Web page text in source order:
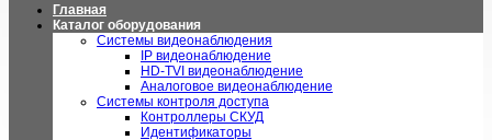
Главная
Каталог оборудования
Системы видеонаблюдения
IP видеонаблюдение
HD-TVI видеонаблюдение
Аналоговое видеонаблюдение
Системы контроля доступа
Контроллеры СКУД
Идентификаторы